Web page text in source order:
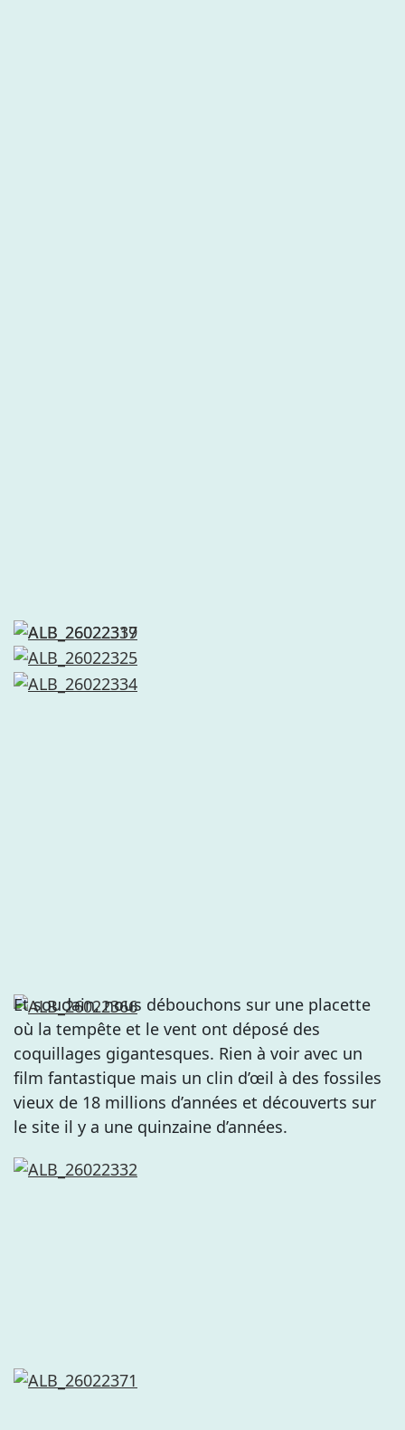
Et soudain, nous débouchons sur une placette
où la tempête et le vent ont déposé des
coquillages gigantesques. Rien à voir avec un
film fantastique mais un clin d’œil à des fossiles
vieux de 18 millions d’années et découverts sur
le site il y a une quinzaine d’années.